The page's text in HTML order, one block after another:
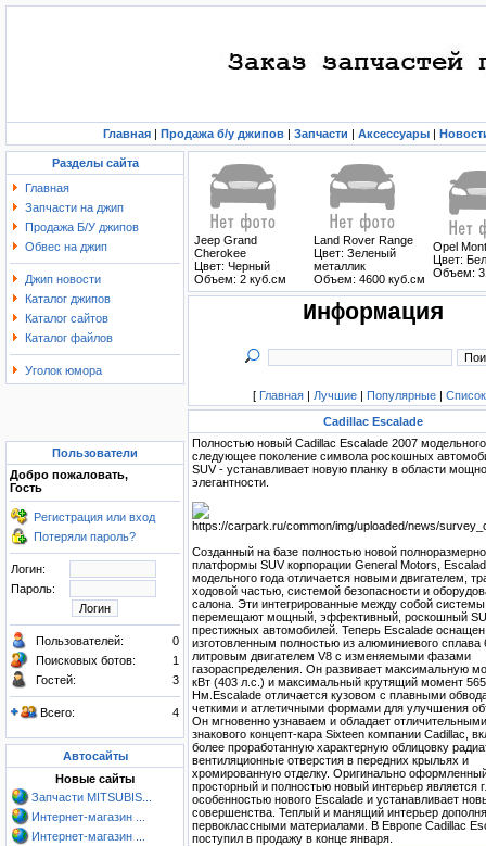
Главная | Продажа б/у джипов | Запчасти | Аксессуары |
Разделы сайта
Главная
Запчасти на джип
Продажа Б/У джипов
Обвес на джип
Джип новости
Каталог джипов
Каталог сайтов
Каталог файлов
Уголок юмора
Пользователи
Добро пожаловать,
Гость
Регистрация или вход
Потеряли пароль?
Логин:
Пароль:
Пользователей:
0
Поисковых ботов:
1
Гостей:
3
Всего: 4
Автосайты
Новые сайты
Запчасти MITSUBIS...
Интернет-магазин ...
Интернет-магазин ...
Jeep Grand
Cherokee
Цвет: Черный
Объем: 2 куб.см
Land Rover Range
Цвет: Зеленый
металлик
Объем: 4600 куб.см
Opel
Цвет:
Объем:
Информация
[ Главная | Лучшие | Популярные | Список
Cadillac Escalade
Полностью новый Cadillac Escalade 2007
следующее поколение символа роскошных
SUV - устанавливает новую планку в области
элегантности.
Созданный на базе полностью новой
платформы SUV корпорации General Motors,
модельного года отличается новыми двигателем,
ходовой частью, системой безопасности и
салона. Эти интегрированные между собой системы
перемещают мощный, эффективный, роскошный
престижных автомобилей. Теперь Escalade
изготовленным полностью из алюминиевого сплава
литровым двигателем V8 с изменяемыми фазами
газораспределения. Он развивает максимальную
кВт (403 л.с.) и максимальный крутящий момент 565
Нм.Escalade отличается кузовом с плавными
четкими и атлетичными формами для улучшения
Он мгновенно узнаваем и обладает
знакового концепт-кара Sixteen компании Cadillac,
более проработанную характерную облицовку
вентиляционные отверстия в передних крыльях и
хромированную отделку. Оригинально
просторный и полностью новый интерьер является
особенностью нового Escalade и устанавливает
совершенства. Теплый и манящий интерьер
первоклассными материалами. В Европе Cadillac
поступил в продажу в конце января.